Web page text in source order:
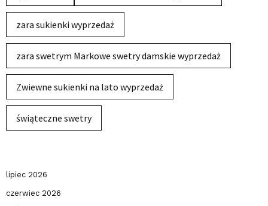
zara sukienki wyprzedaż
zara swetrym Markowe swetry damskie wyprzedaż
Zwiewne sukienki na lato wyprzedaż
świąteczne swetry
lipiec 2026
czerwiec 2026